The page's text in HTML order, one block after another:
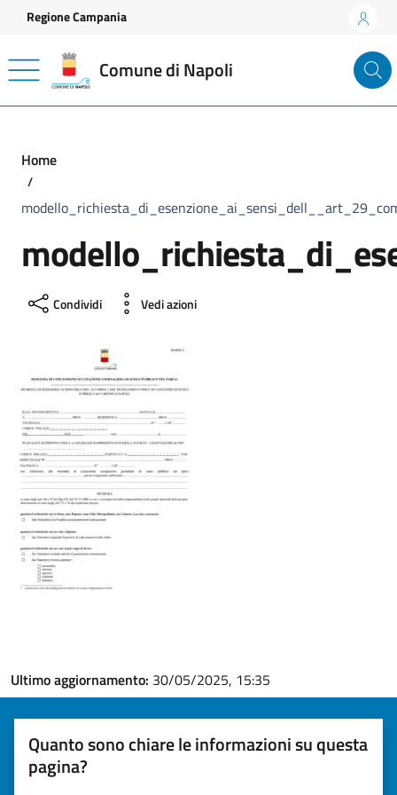
Vai ai contenuti
Vai al footer
Regione Campania
Comune di Napoli
Home
Condividi Vedi azioni
Ultimo aggiornamento: 30/05/2025, 15:35
Quanto sono chiare le informazioni su questa
pagina?